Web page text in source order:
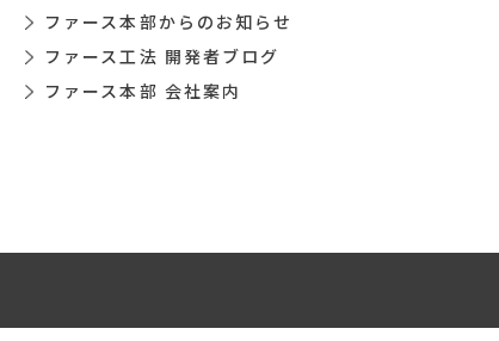
ファース本部からのお知らせ
ファース工法 開発者ブログ
ファース本部 会社案内